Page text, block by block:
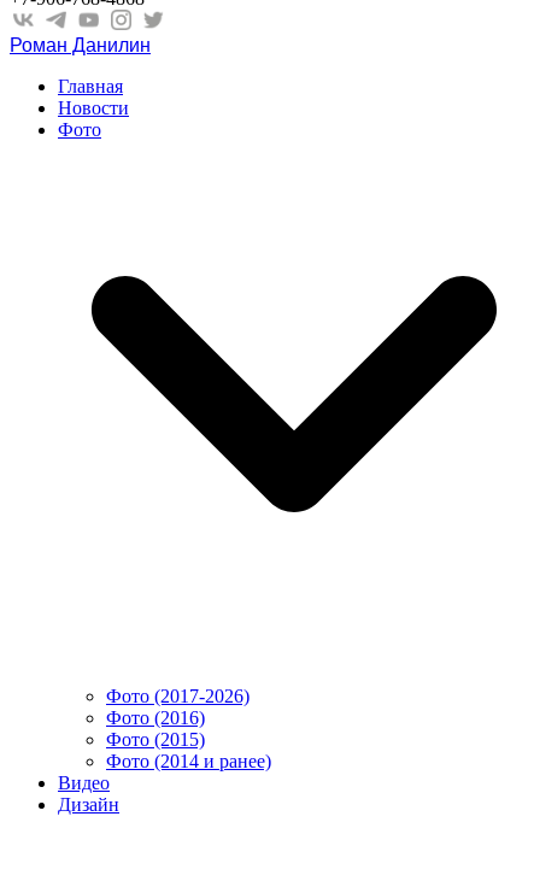
Роман Данилин
Главная
Новости
Фото
Фото (2017-2026)
Фото (2016)
Фото (2015)
Фото (2014 и ранее)
Видео
Дизайн